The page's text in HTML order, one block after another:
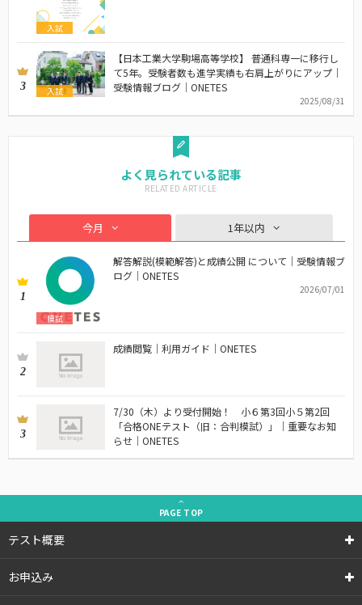
入試
3 入試
【日本工業大学駒場高等学校】 普通科専一に移行し
て5年。受験者数も進学実績も右肩上がりにアップ｜
受験情報ブログ｜ONETES
2025/08/31
よく見られている記事
今月 1年以内
1
模試
解答解説(模範解答)と成績公開 について｜受験情報ブ
ログ｜ONETES
2026/07/01
2
成績閲覧｜利用ガイド｜ONETES
3
7/30（木）より受付開始！ 小６第3回小５第2回
「合格ONEテスト（旧：合判模試）」｜重要なお知
らせ｜ONETES
PAGE TOP
テスト概要
お申込み